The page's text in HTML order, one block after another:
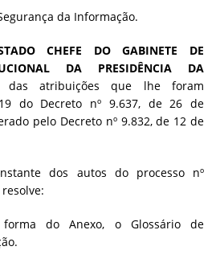
da Informação.
CHEFE DO GABINETE DE
DA PRESIDÊNCIA DA
atribuições que lhe foram
do Decreto nº 9.637, de 26 de
pelo Decreto nº 9.832, de 12 de
dos autos do processo nº
do Anexo, o Glossário de